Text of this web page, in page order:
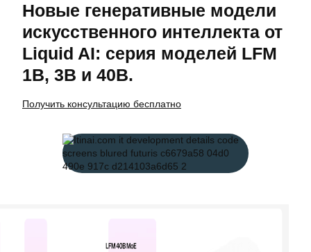
Новые генеративные модели
искусственного интеллекта от
Liquid AI: серия моделей LFM
1B, 3B и 40B.
Получить консультацию бесплатно